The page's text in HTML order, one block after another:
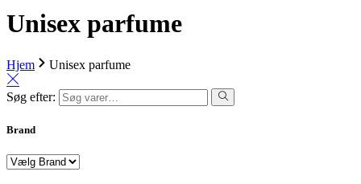
Unisex parfume
Hjem Unisex parfume
Søg efter:
Brand